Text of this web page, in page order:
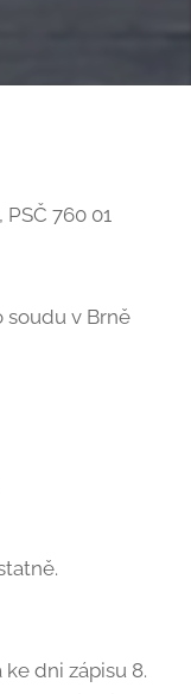
760 01
soudu v Brně
ke dni zápisu 8.